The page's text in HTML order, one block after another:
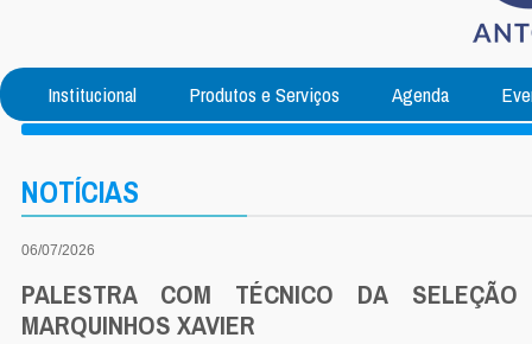
Institucional Produtos e Serviços Agenda
NOTÍCIAS
06/07/2026
PALESTRA COM TÉCNICO DA
MARQUINHOS XAVIER